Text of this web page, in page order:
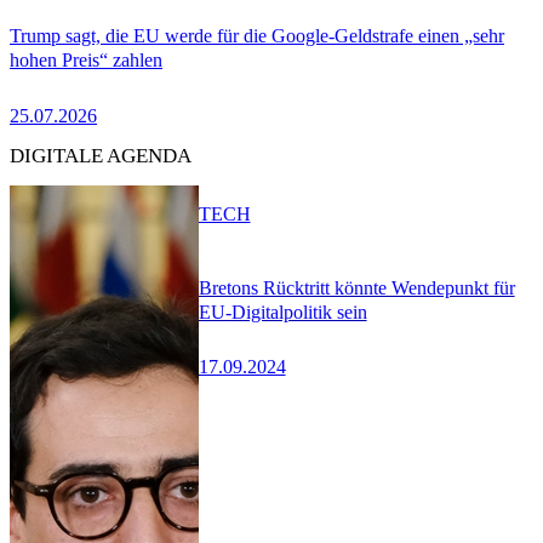
Trump sagt, die EU werde für die Google-Geldstrafe einen „sehr
hohen Preis“ zahlen
25.07.2026
DIGITALE AGENDA
Bretons Rücktritt könnte Wendepunkt für
EU-Digitalpolitik sein
17.09.2024
TECH